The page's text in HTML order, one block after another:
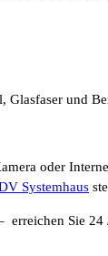
Glasfaser und
oder
Systemhaus
erreichen Sie 24